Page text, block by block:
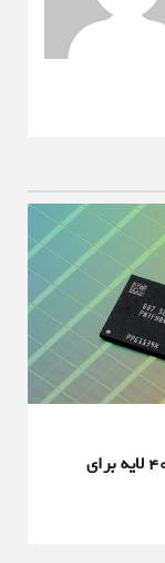
سامسونگ از اولین تراشه حافظه با بیش از ۴۰۰ لایه برای